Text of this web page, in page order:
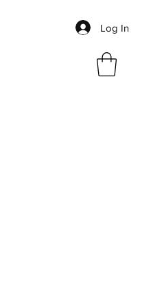
Log In